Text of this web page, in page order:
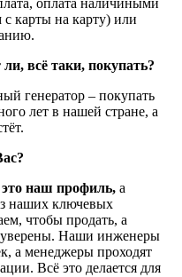
с карты на карту) или
всё таки, покупать?
генератор – покупать
лет в нашей стране, а
это наш профиль, а
наших ключевых
чтобы продать, а
уверены. Наши инженеры
а менеджеры проходят
Всё это делается для